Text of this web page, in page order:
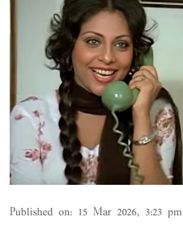
Published on: 15 Mar 2026, 3:23 pm